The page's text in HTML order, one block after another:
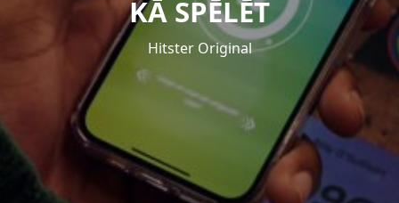
KĀ SPĒLĒT
Hitster Original